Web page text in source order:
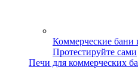
Коммерческие
Протестируйте сами
Печи для коммерческих